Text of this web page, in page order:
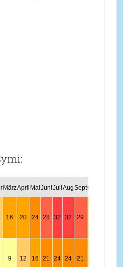
MärzApril MaiJuniJuliAugSeptOkt
16 20 24 28 32 32 29
9 12 16 21 24 24 21